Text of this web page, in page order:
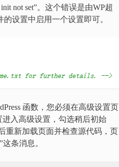
not set”。这个错误是由WP超
的设置中启用一个设置即可。
函数，您必须在高级设置页
进入高级设置，勾选稍后初始
重新加载页面并检查源代码，页
这条消息。